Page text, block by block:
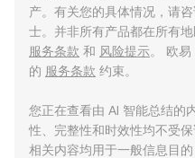
产。有关您的具体情况，请
士。并非所有产品都在所有
服务条款 和 风险提示。 欧
的 服务条款 约束。
您正在查看由 AI 智能总结的
性、完整性和时效性均不受保
相关内容均用于一般信息目